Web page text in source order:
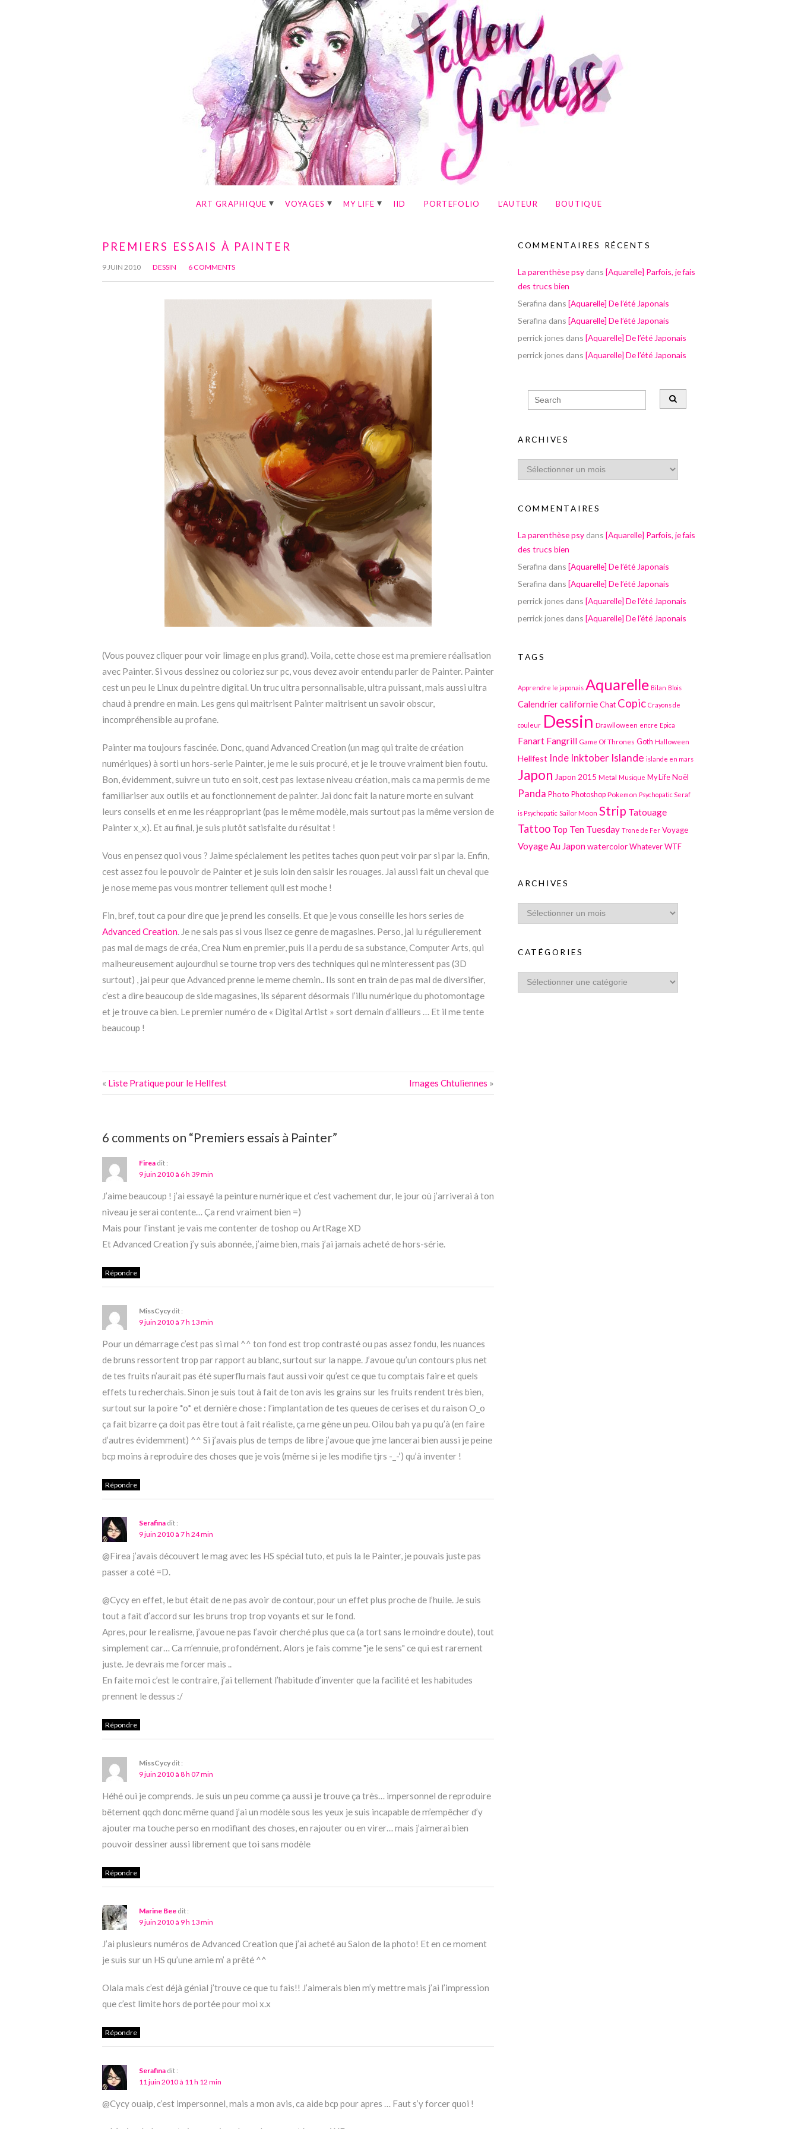
ART GRAPHIQUE VOYAGES MY LIFE IID PORTEFOLIO L’AUTEUR BOUTIQUE
PREMIERS ESSAIS À PAINTER
9 JUIN 2010 DESSIN 6 COMMENTS
(Vous pouvez cliquer pour voir limage en plus grand). Voila, cette chose est ma premiere réalisation
avec Painter. Si vous dessinez ou coloriez sur pc, vous devez avoir entendu parler de Painter. Painter
cest un peu le Linux du peintre digital. Un truc ultra personnalisable, ultra puissant, mais aussi ultra
chaud à prendre en main. Les gens qui maitrisent Painter maitrisent un savoir obscur,
incompréhensible au profane.
Painter ma toujours fascinée. Donc, quand Advanced Creation (un mag qui traite de création
numériques) à sorti un hors-serie Painter, je me le suis procuré, et je le trouve vraiment bien foutu.
Bon, évidemment, suivre un tuto en soit, cest pas lextase niveau création, mais ca ma permis de me
familiariser aux outils et au fonctionnement de painter. Jai donc fait la nature morte en suivant
leurs conseils et en me les réappropriant (pas le même modèle, mais surtout pas la même version de
Painter x_x). Et au final, je suis plutôt satisfaite du résultat !
Vous en pensez quoi vous ? Jaime spécialement les petites taches quon peut voir par si par la. Enfin,
cest assez fou le pouvoir de Painter et je suis loin den saisir les rouages. Jai aussi fait un cheval que
je nose meme pas vous montrer tellement quil est moche !
Fin, bref, tout ca pour dire que je prend les conseils. Et que je vous conseille les hors series de
Advanced Creation. Je ne sais pas si vous lisez ce genre de magasines. Perso, jai lu régulierement
pas mal de mags de créa, Crea Num en premier, puis il a perdu de sa substance, Computer Arts, qui
malheureusement aujourdhui se tourne trop vers des techniques qui ne minteressent pas (3D
surtout) , jai peur que Advanced prenne le meme chemin.. Ils sont en train de pas mal de diversifier,
c’est a dire beaucoup de side magasines, ils séparent désormais l’illu numérique du photomontage
et je trouve ca bien. Le premier numéro de « Digital Artist » sort demain d’ailleurs … Et il me tente
beaucoup !
« Liste Pratique pour le Hellfest Images Chtuliennes »
6 comments on “Premiers essais à Painter”
Firea dit :
9 juin 2010 à 6 h 39 min
J’aime beaucoup ! j’ai essayé la peinture numérique et c’est vachement dur, le jour où j’arriverai à ton
niveau je serai contente… Ça rend vraiment bien =)
Mais pour l’instant je vais me contenter de toshop ou ArtRage XD
Et Advanced Creation j’y suis abonnée, j’aime bien, mais j’ai jamais acheté de hors-série.
Répondre
MissCycy dit :
9 juin 2010 à 7 h 13 min
Pour un démarrage c’est pas si mal ^^ ton fond est trop contrasté ou pas assez fondu, les nuances
de bruns ressortent trop par rapport au blanc, surtout sur la nappe. J’avoue qu’un contours plus net
de tes fruits n’aurait pas été superflu mais faut aussi voir qu’est ce que tu comptais faire et quels
effets tu recherchais. Sinon je suis tout à fait de ton avis les grains sur les fruits rendent très bien,
surtout sur la poire *o* et dernière chose : l’implantation de tes queues de cerises et du raison O_o
ça fait bizarre ça doit pas être tout à fait réaliste, ça me gène un peu. Oilou bah ya pu qu’à (en faire
d’autres évidemment) ^^ Si j’avais plus de temps de libre j’avoue que jme lancerai bien aussi je peine
bcp moins à reproduire des choses que je vois (même si je les modifie tjrs -_-‘) qu’à inventer !
Répondre
Serafina dit :
9 juin 2010 à 7 h 24 min
@Firea j’avais découvert le mag avec les HS spécial tuto, et puis la le Painter, je pouvais juste pas
passer a coté =D.
@Cycy en effet, le but était de ne pas avoir de contour, pour un effet plus proche de l’huile. Je suis
tout a fait d’accord sur les bruns trop trop voyants et sur le fond.
Apres, pour le realisme, j’avoue ne pas l’avoir cherché plus que ca (a tort sans le moindre doute), tout
simplement car… Ca m’ennuie, profondément. Alors je fais comme "je le sens" ce qui est rarement
juste. Je devrais me forcer mais ..
En faite moi c’est le contraire, j’ai tellement l’habitude d’inventer que la facilité et les habitudes
prennent le dessus :/
Répondre
MissCycy dit :
9 juin 2010 à 8 h 07 min
Héhé oui je comprends. Je suis un peu comme ça aussi je trouve ça très… impersonnel de reproduire
bêtement qqch donc même quand j’ai un modèle sous les yeux je suis incapable de m’empêcher d’y
ajouter ma touche perso en modifiant des choses, en rajouter ou en virer… mais j’aimerai bien
pouvoir dessiner aussi librement que toi sans modèle
Répondre
Marine Bee dit :
9 juin 2010 à 9 h 13 min
J’ai plusieurs numéros de Advanced Creation que j’ai acheté au Salon de la photo! Et en ce moment
je suis sur un HS qu’une amie m’ a prêté ^^
Olala mais c’est déjà génial j’trouve ce que tu fais!! J’aimerais bien m’y mettre mais j’ai l’impression
que c’est limite hors de portée pour moi x.x
Répondre
Serafina dit :
11 juin 2010 à 11 h 12 min
@Cycy ouaip, c’est impersonnel, mais a mon avis, ca aide bcp pour apres … Faut s’y forcer quoi !
COMMENTAIRES RÉCENTS
La parenthèse psy dans [Aquarelle] Parfois, je fais
des trucs bien
Serafina dans [Aquarelle] De l’été Japonais
Serafina dans [Aquarelle] De l’été Japonais
perrick jones dans [Aquarelle] De l’été Japonais
perrick jones dans [Aquarelle] De l’été Japonais
ARCHIVES
COMMENTAIRES
La parenthèse psy dans [Aquarelle] Parfois, je fais
des trucs bien
Serafina dans [Aquarelle] De l’été Japonais
Serafina dans [Aquarelle] De l’été Japonais
perrick jones dans [Aquarelle] De l’été Japonais
perrick jones dans [Aquarelle] De l’été Japonais
TAGS
Apprendre le japonais Aquarelle Bilan Blois
Calendriercalifornie Chat Copic Crayons de
couleur Dessin Drawlloween encre Epica
Fanart Fangrill Game Of Thrones Goth Halloween
Hellfest Inde Inktober Islande islande en mars
Japon Japon 2015 Metal Musique My Life Noël
Panda Photo Photoshop Pokemon Psychopatic Seraf
is Psychopatic Sailor Moon Strip Tatouage
Tattoo Top Ten Tuesday Trone de Fer Voyage
Voyage Au Japonwatercolor Whatever WTF
ARCHIVES
CATÉGORIES